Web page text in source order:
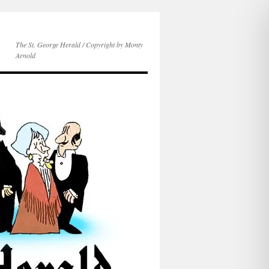
The St. George Herald / Copyright by Monty
Arnold